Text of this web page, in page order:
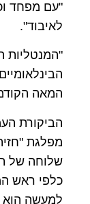
"עם מפחד
לאיבוד".
"המנטליות
המאה
הביקורת
מפלגת
שלוחה של
כלפי ראש
למעשה הוא